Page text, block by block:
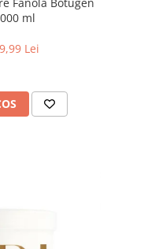
Fanola Botugen
ml
Lei